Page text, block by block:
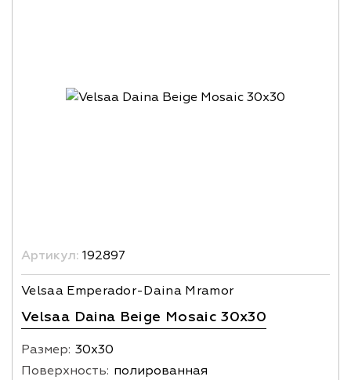
Артикул: 192897
Velsaa Emperador-Daina Mramor
Velsaa Daina Beige Mosaic 30x30
Размер: 30х30
Поверхность: полированная